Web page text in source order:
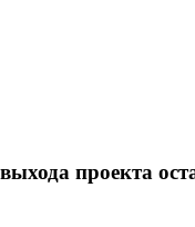
выхода проекта